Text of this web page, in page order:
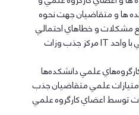
ها و متقاضيان جهت نحوه
مشكلات و خطاهاي احتمالي
كاربران پس از هماهنگي با واحد IT مركز جذب وزات
علمي دانشكده‌ها
علمي متقاضيان جذب
توسط اعضاي كارگروه علمي